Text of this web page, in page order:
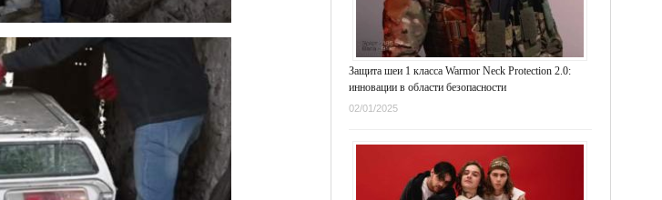
Защита шеи 1 класса Warmor Neck Protection 2.0:
инновации в области безопасности
02/01/2025